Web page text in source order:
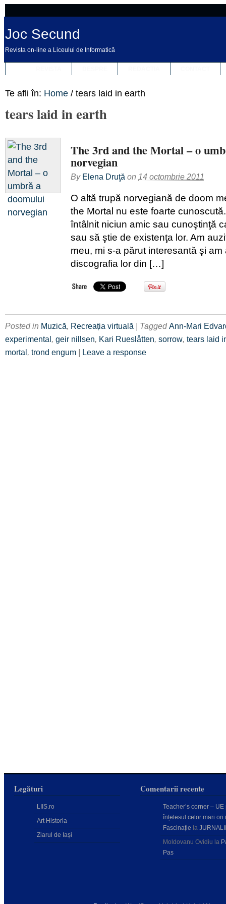
Joc Secund
Revista on-line a Liceului de Informatică
Te afli în: Home / tears laid in earth
tears laid in earth
The 3rd and the Mortal – o
norvegian
By Elena Druţă on 14 octombrie 2011
O altă trupă norvegiană de doom
the Mortal nu este foarte
întâlnit niciun amic sau cunoştinţă
sau să ştie de existenţa lor. Am
meu, mi s-a părut interesantă şi
discografia lor din […]
Posted in Muzică, Recreația virtuală | TaggedAnn-Mari
experimental, geir nillsen, Kari Rueslåtten, sorrow, tears laid
mortal, trond engum | Leave a response
Legături
LIIS.ro
Art Historia
Ziarul de Iași
Comentarii recente
Teacher’s corner – UE
înțelesul celor mari ori
Fascinație la
Moldovanu Ovidiu la
Pas